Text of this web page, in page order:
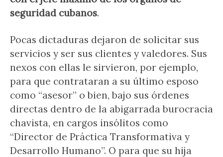
seguridad cubanos.
Pocas dictaduras dejaron de solicitar sus
servicios y ser sus clientes y valedores. Sus
nexos con ellas le sirvieron, por ejemplo,
para que contrataran a su último esposo
como “asesor” o bien, bajo sus órdenes
directas dentro de la abigarrada burocracia
chavista, en cargos insólitos como
“Director de Práctica Transformativa y
Desarrollo Humano”. O para que su hija